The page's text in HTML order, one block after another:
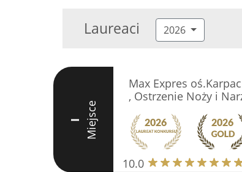
Laureaci 2026
I Miejsce
Max Expres
, Ostrzenie Noży i
10.0